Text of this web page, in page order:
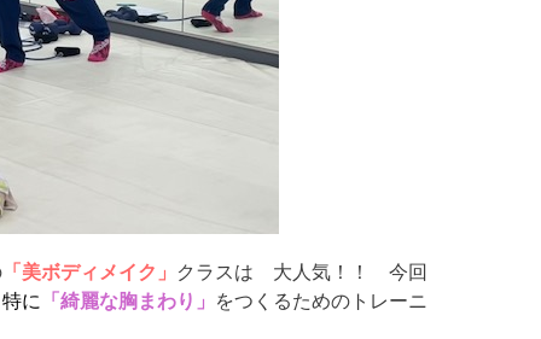
「美ボディメイク」
クラスは 大人気！！ 今回
に 「綺麗な胸まわり」
をつくるためのトレーニ